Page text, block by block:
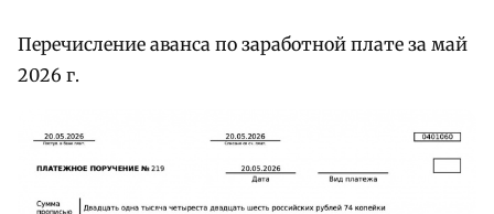
Перечисление аванса по заработной плате за май
2026 г.